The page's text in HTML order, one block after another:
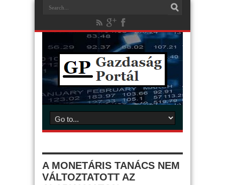
A MONETÁRIS TANÁCS NEM
VÁLTOZTATOTT AZ